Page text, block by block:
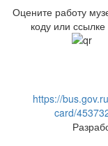
Оцените работу
коду или
https://
card/